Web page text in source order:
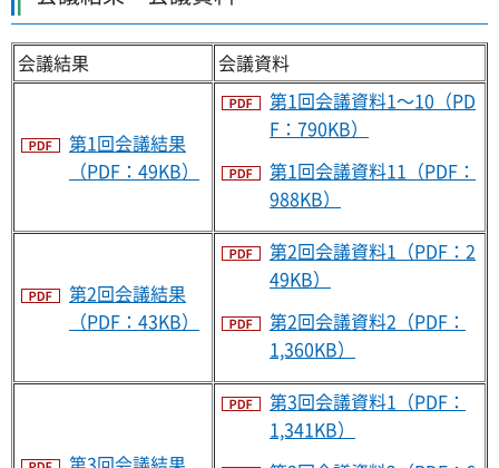
会議結果 会議資料
第1回会議結果
（PDF：49KB）
第1回会議資料1～10（PD
F：790KB）
第1回会議資料11（PDF：
988KB）
第2回会議結果
（PDF：43KB）
第2回会議資料1（PDF：2
49KB）
第2回会議資料2（PDF：
1,360KB）
第3回会議資料1（PDF：
1,341KB）